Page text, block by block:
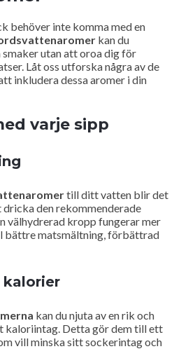
behöver inte komma med en
kan du
utan att oroa dig för
Låt oss utforska några av de
inkludera dessa aromer i din
varje sipp
till ditt vatten blir det
den rekommenderade
välhydrerad kropp fungerar mer
matsmältning, förbättrad
kalorier
kan du njuta av en rik och
kaloriintag. Detta gör dem till ett
vill minska sitt sockerintag och